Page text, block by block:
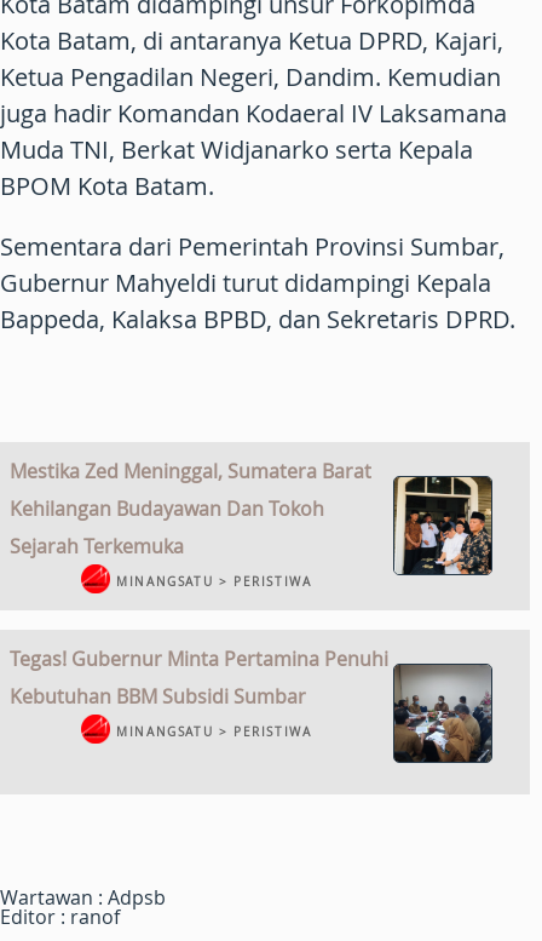
Kota Batam, di antaranya Ketua DPRD, Kajari,
Ketua Pengadilan Negeri, Dandim. Kemudian
juga hadir Komandan Kodaeral IV Laksamana
Muda TNI, Berkat Widjanarko serta Kepala
BPOM Kota Batam.
Sementara dari Pemerintah Provinsi Sumbar,
Gubernur Mahyeldi turut didampingi Kepala
Bappeda, Kalaksa BPBD, dan Sekretaris DPRD.
Mestika Zed Meninggal, Sumatera Barat
Kehilangan Budayawan Dan Tokoh
Sejarah Terkemuka
MINANGSATU > PERISTIWA
Tegas! Gubernur Minta Pertamina Penuhi
Kebutuhan BBM Subsidi Sumbar
MINANGSATU > PERISTIWA
Wartawan : Adpsb
Editor : ranof